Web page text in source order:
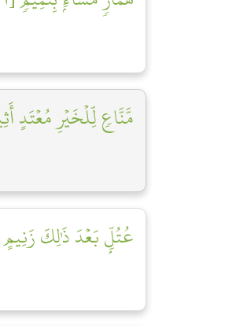
مَّنَّاعٖ لِّلۡخَيۡرِ مُعۡتَدٍ
عُتُلِّۭ بَعۡدَ ذَٰلِكَ زَنِيمٍ